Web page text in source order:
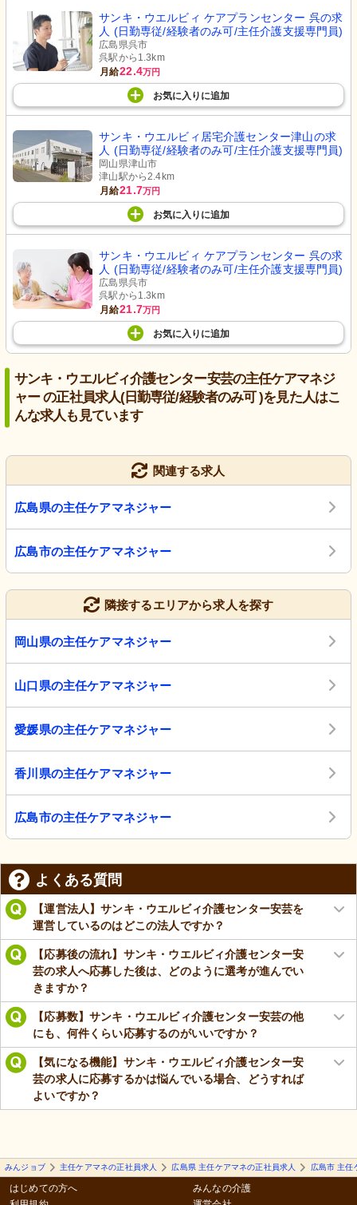
サンキ・ウエルビィ ケアプランセンター 呉の求
人 (日勤専従/経験者のみ可/主任介護支援専門員)
広島県呉市
呉駅から1.3km
月給22.4万円
お気に入り に追加
サンキ・ウエルビィ居宅介護センター津山の求
人 (日勤専従/経験者のみ可/主任介護支援専門員)
岡山県津山市
津山駅から2.4km
月給21.7万円
お気に入り に追加
サンキ・ウエルビィ ケアプランセンター 呉の求
人 (日勤専従/経験者のみ可/主任介護支援専門員)
広島県呉市
呉駅から1.3km
月給21.7万円
お気に入り に追加
サンキ・ウエルビィ介護センター安芸の主任ケアマネジ
ャー の正社員求人(日勤専従/経験者のみ可 )を見た人はこ
んな求人も見ています
関連する求人
広島県の主任ケアマネジャー
広島市の主任ケアマネジャー
隣接するエリアから求人を探す
岡山県の主任ケアマネジャー
山口県の主任ケアマネジャー
愛媛県の主任ケアマネジャー
香川県の主任ケアマネジャー
広島市の主任ケアマネジャー
よくある質問
【運営法人】サンキ・ウエルビィ介護センター安芸を
運営しているのはどこの法人ですか？
【応募後の流れ】サンキ・ウエルビィ介護センター安
芸の求人へ応募した後は、どのように選考が進んでい
きますか？
【応募数】サンキ・ウエルビィ介護センター安芸の他
にも、何件くらい応募するのがいいですか？
【気になる機能】サンキ・ウエルビィ介護センター安
芸の求人に応募するかは悩んでいる場合、どうすれば
よいですか？
みんジョブ 主任ケアマネの正社員求人 広島県 主任ケアマネの正社員求人 広島市 主任
はじめての方へ
みんなの介護